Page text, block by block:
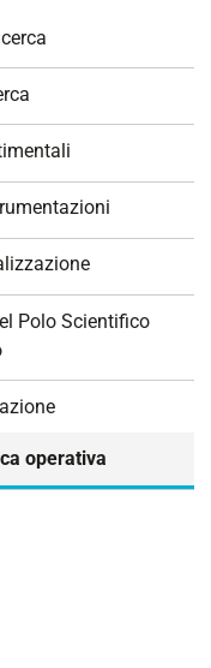
Polo Scientifico
operativa